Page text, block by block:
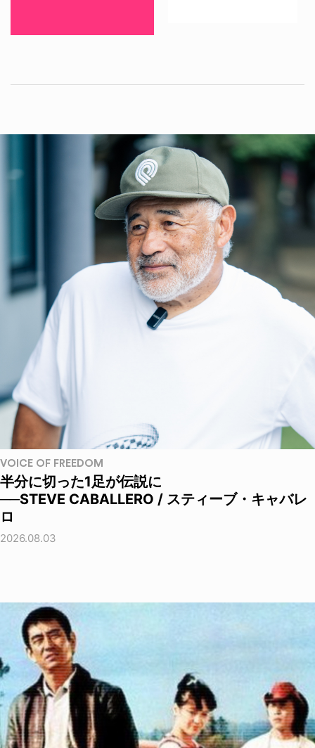
VOICE OF FREEDOM
半分に切った1足が伝説に
──STEVE CABALLERO / スティーブ・キャバレ
ロ
2026.08.03